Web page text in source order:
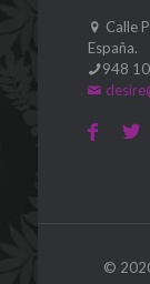
Calle
España.
948
©